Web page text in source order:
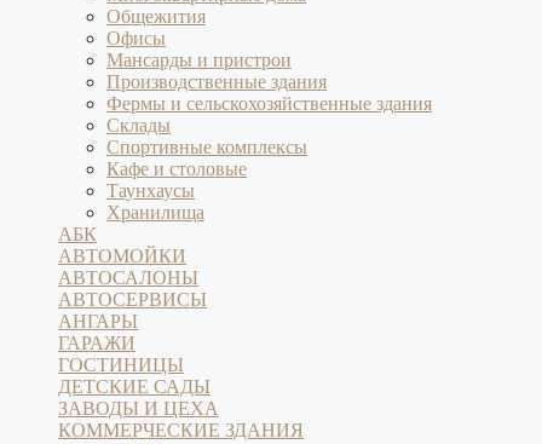
Общежития
Офисы
Мансарды и пристрои
Производственные здания
Фермы и сельскохозяйственные здания
Склады
Спортивные комплексы
Кафе и столовые
Таунхаусы
Хранилища
АБК
АВТОМОЙКИ
АВТОСАЛОНЫ
АВТОСЕРВИСЫ
АНГАРЫ
ГАРАЖИ
ГОСТИНИЦЫ
ДЕТСКИЕ САДЫ
ЗАВОДЫ И ЦЕХА
КОММЕРЧЕСКИЕ ЗДАНИЯ